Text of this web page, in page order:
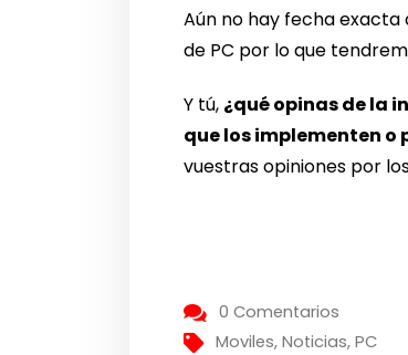
Aún no hay fecha
de PC por lo que
Y tú, ¿qué opinas de la
que los implementen o
vuestras opiniones por
0 Comentarios
Moviles,Noticias,PC